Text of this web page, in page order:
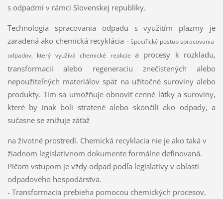
s odpadmi v rámci Slovenskej republiky.
Technologia spracovania odpadu s využitím plazmy je
zaradená ako chemická recyklácia -špecifický postup spracovania
odpadov, který využívá chemické reakcie a procesy k rozkladu,
transformacii alebo regeneraciu znečistených alebo
nepoužiteľných materiálov spät na užitočné suroviny alebo
produkty. Tím sa umožňuje obnoviť cenné látky a suroviny,
které by inak boli stratené alebo skončili ako odpady, a
sučasne se znižuje záťaž
na životné prostredí. Chemická recyklacia nie je ako taká v
žiadnom legislativnom dokumente formálne definovaná.
Pičom vstupom je vždy odpad podľa legislativy v oblasti
odpadového hospodárstva.
- Transformacia prebieha pomocou chemických procesov,